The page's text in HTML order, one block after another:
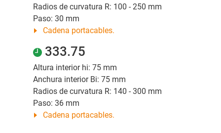
Radios de curvatura R: 100 - 250 mm
Paso: 30 mm
Cadena portacables.
333.75
Altura interior hi: 75 mm
Anchura interior Bi: 75 mm
Radios de curvatura R: 140 - 300 mm
Paso: 36 mm
Cadena portacables.